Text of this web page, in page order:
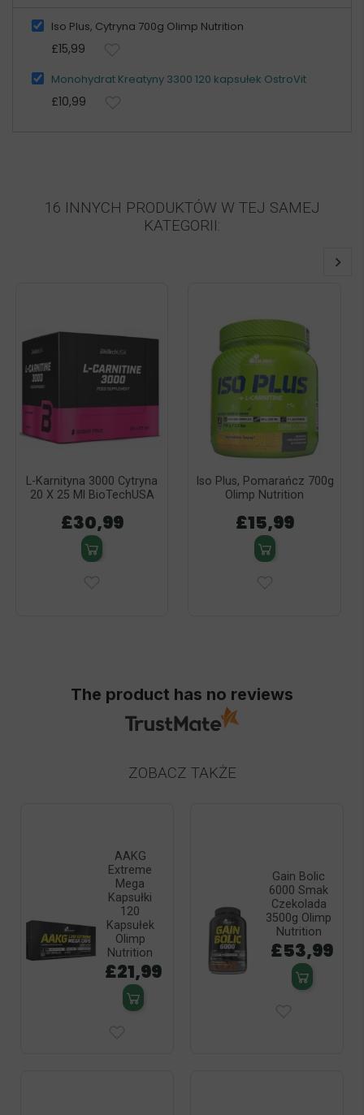
Iso Plus, Cytryna 700g Olimp Nutrition
£15,99
Monohydrat Kreatyny 3300 120 kapsułek OstroVit
£10,99
16 INNYCH PRODUKTÓW W TEJ SAMEJ
KATEGORII:
L-Karnityna 3000 Cytryna
20 X 25 Ml BioTechUSA
£30,99
Iso Plus, Pomarańcz 700g
Olimp Nutrition
£15,99
The product has no reviews
ZOBACZ TAKŻE
AAKG
Extreme
Mega
Kapsułki
120
Kapsułek
Olimp
Nutrition
£21,99
Gain Bolic
6000 Smak
Czekolada
3500g Olimp
Nutrition
£53,99